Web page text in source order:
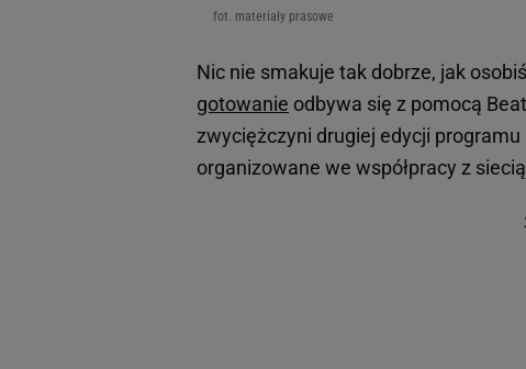
fot. materiały prasowe
Nic nie smakuje tak dobrze, jak
gotowanie odbywa się z pomocą
zwyciężczyni drugiej edycji
organizowane we współpracy z